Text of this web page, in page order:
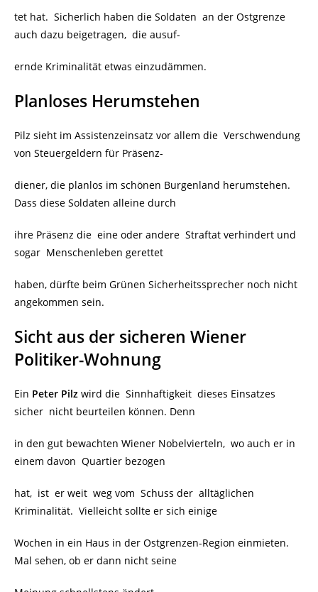
tet hat. Sicherlich haben die Soldaten an der Ostgrenze
auch dazu beigetragen, die ausuf-
ernde Kriminalität etwas einzudämmen.
Planloses Herumstehen
Pilz sieht im Assistenzeinsatz vor allem die Verschwendung
von Steuergeldern für Präsenz-
diener, die planlos im schönen Burgenland herumstehen.
Dass diese Soldaten alleine durch
ihre Präsenz die eine oder andere Straftat verhindert und
sogar Menschenleben gerettet
haben, dürfte beim Grünen Sicherheitssprecher noch nicht
angekommen sein.
Sicht aus der sicheren Wiener
Politiker-Wohnung
Ein Peter Pilz wird die Sinnhaftigkeit dieses Einsatzes
sicher nicht beurteilen können. Denn
in den gut bewachten Wiener Nobelvierteln, wo auch er in
einem davon Quartier bezogen
hat, ist er weit weg vom Schuss der alltäglichen
Kriminalität. Vielleicht sollte er sich einige
Wochen in ein Haus in der Ostgrenzen-Region einmieten.
Mal sehen, ob er dann nicht seine